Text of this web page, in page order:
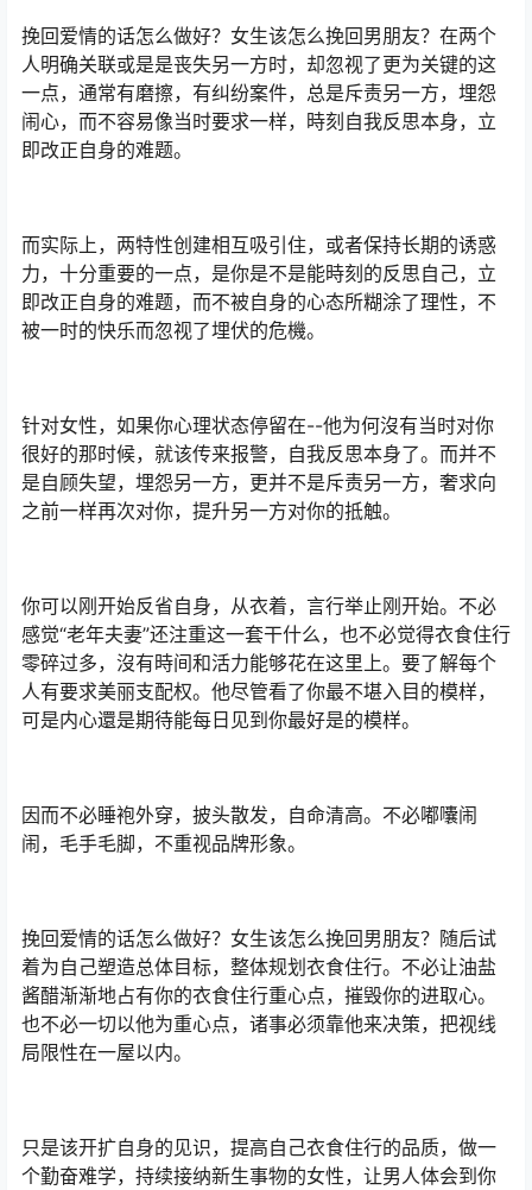
挽回爱情的话怎么做好？女生该怎么挽回男朋友？在两个
人明确关联或是是丧失另一方时，却忽视了更为关键的这
一点，通常有磨擦，有纠纷案件，总是斥责另一方，埋怨
闹心，而不容易像当时要求一样，時刻自我反思本身，立
即改正自身的难题。
而实际上，两特性创建相互吸引住，或者保持长期的诱惑
力，十分重要的一点，是你是不是能時刻的反思自己，立
即改正自身的难题，而不被自身的心态所糊涂了理性，不
被一时的快乐而忽视了埋伏的危機。
针对女性，如果你心理状态停留在--他为何沒有当时对你
很好的那时候，就该传来报警，自我反思本身了。而并不
是自顾失望，埋怨另一方，更并不是斥责另一方，奢求向
之前一样再次对你，提升另一方对你的抵触。
你可以刚开始反省自身，从衣着，言行举止刚开始。不必
感觉“老年夫妻”还注重这一套干什么，也不必觉得衣食住行
零碎过多，沒有時间和活力能够花在这里上。要了解每个
人有要求美丽支配权。他尽管看了你最不堪入目的模样，
可是内心還是期待能每日见到你最好是的模样。
因而不必睡袍外穿，披头散发，自命清高。不必嘟囔闹
闹，毛手毛脚，不重视品牌形象。
挽回爱情的话怎么做好？女生该怎么挽回男朋友？随后试
着为自己塑造总体目标，整体规划衣食住行。不必让油盐
酱醋渐渐地占有你的衣食住行重心点，摧毁你的进取心。
也不必一切以他为重心点，诸事必须靠他来决策，把视线
局限性在一屋以内。
只是该开扩自身的见识，提高自己衣食住行的品质，做一
个勤奋难学，持续接纳新生事物的女性，让男人体会到你